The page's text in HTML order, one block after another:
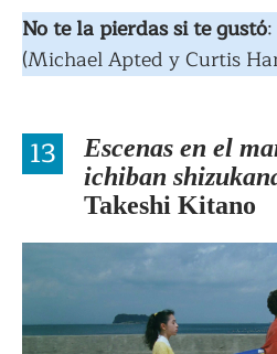
No te la pierdas si te gustó:
(Michael Apted y Curtis
13 Escenas en el
ichiban
Takeshi Kitano